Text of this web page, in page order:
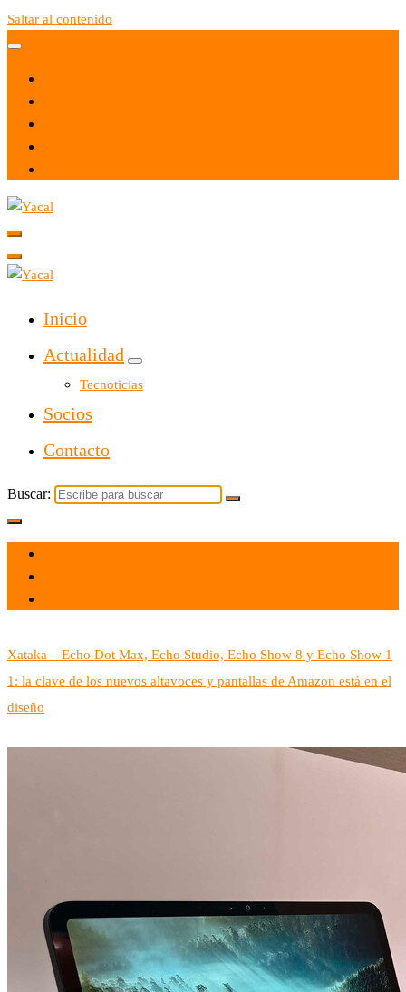
Saltar al contenido
Yacal micro hosting
Inicio
Actualidad
Tecnoticias
Socios
Contacto
Buscar:
Xataka – Echo Dot Max, Echo Studio, Echo Show 8 y Echo Show 1
1: la clave de los nuevos altavoces y pantallas de Amazon está en el
diseño